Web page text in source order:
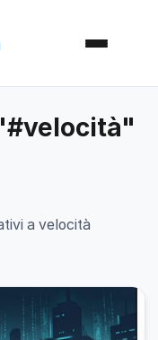
a velocità